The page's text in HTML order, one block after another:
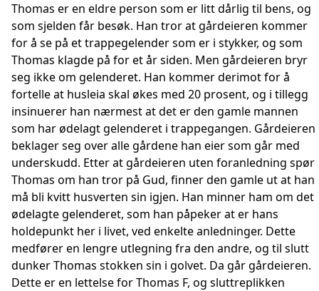
Thomas er en eldre person som er litt dårlig til bens, og
som sjelden får besøk. Han tror at gårdeieren kommer
for å se på et trappegelender som er i stykker, og som
Thomas klagde på for et år siden. Men gårdeieren bryr
seg ikke om gelenderet. Han kommer derimot for å
fortelle at husleia skal økes med 20 prosent, og i tillegg
insinuerer han nærmest at det er den gamle mannen
som har ødelagt gelenderet i trappegangen. Gårdeieren
beklager seg over alle gårdene han eier som går med
underskudd. Etter at gårdeieren uten foranledning spør
Thomas om han tror på Gud, finner den gamle ut at han
må bli kvitt husverten sin igjen. Han minner ham om det
ødelagte gelenderet, som han påpeker at er hans
holdepunkt her i livet, ved enkelte anledninger. Dette
medfører en lengre utlegning fra den andre, og til slutt
dunker Thomas stokken sin i golvet. Da går gårdeieren.
Dette er en lettelse for Thomas F, og sluttreplikken